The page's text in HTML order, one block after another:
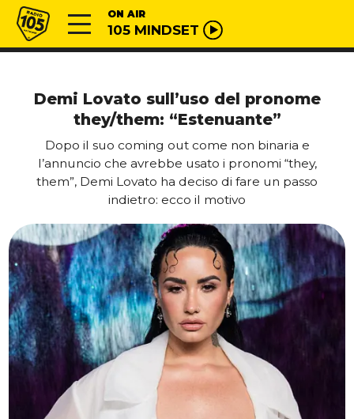
Vai al contenuto
Radio 105 ON AIR
105 MINDSET
Demi Lovato sull’uso del pronome
they/them: “Estenuante”
Dopo il suo coming out come non binaria e
l’annuncio che avrebbe usato i pronomi “they,
them”, Demi Lovato ha deciso di fare un passo
indietro: ecco il motivo